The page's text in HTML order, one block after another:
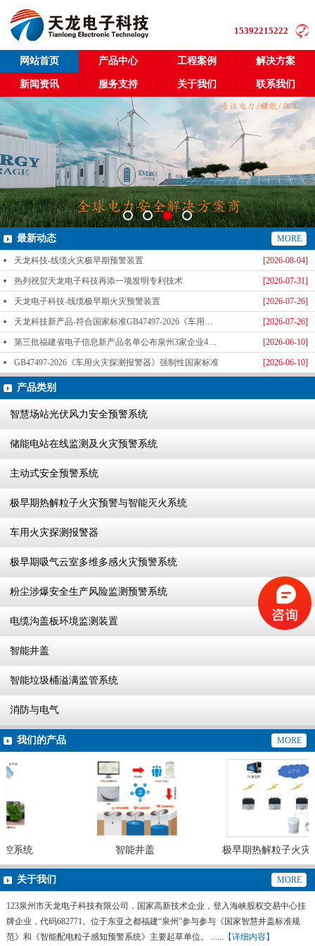
15392215222
网站首页 产品中心 工程案例 解决方案
新闻资讯 服务支持 关于我们 联系我们
最新动态 MORE
[2026-08-04]
天龙科技-线缆火灾极早期预警装置
[2026-07-31]
热列祝贺天龙电子科技再添一项发明专利技术
[2026-07-26]
天龙电子科技-线缆极早期火灾预警装置
[2026-07-26]
天龙科技新产品-符合国家标准GB47497-2026《车用火灾探测报警器》标准发布
[2026-06-10]
第三批福建省电子信息新产品名单公布泉州3家企业4款产品成功入选-泉州天龙科技
[2026-06-10]
GB47497-2026《车用火灾探测报警器》强制性国家标准
产品类别
智慧场站光伏风力安全预警系统
储能电站在线监测及火灾预警系统
主动式安全预警系统
极早期热解粒子火灾预警与智能灭火系统
车用火灾探测报警器
极早期吸气云室多维多感火灾预警系统
粉尘涉爆安全生产风险监测预警系统
电缆沟盖板环境监测装置
智能井盖
智能垃圾桶溢满监管系统
消防与电气
我们的产品 MORE
系统 智能井盖
极早期热解粒子火灾
灭火系统
关于我们
MORE
123泉州市天龙电子科技有限公司，国家高新技术企业，登入海峡股权交易中心挂
牌企业，代码682771。位于东亚之都福建“泉州”参与参与《国家智慧井盖标准规
范》和《智能配电粒子感知预警系统》主要起草单位。 ...... 【详细内容】